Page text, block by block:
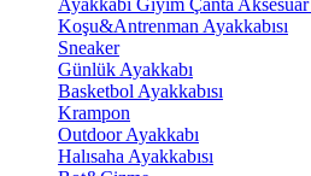
Ayakkabı Giyim Çanta Aksesuar
Koşu&Antrenman Ayakkabısı
Sneaker
Günlük Ayakkabı
Basketbol Ayakkabısı
Krampon
Outdoor Ayakkabı
Halısaha Ayakkabısı